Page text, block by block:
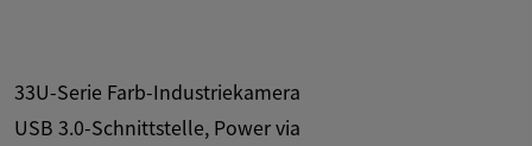
33U-Serie Farb-Industriekamera
USB 3.0-Schnittstelle, Power via